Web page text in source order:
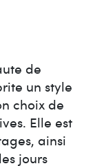
de
un style
choix de
Elle est
ainsi
jours